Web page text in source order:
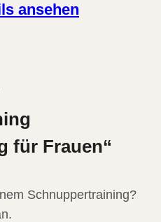
ansehen
für Frauen“
Schnuppertraining?